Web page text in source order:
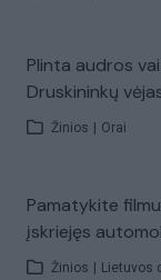
Plinta audros
Druskininkų
Žinios Orai
Pamatykite
įskriejęs
Žinios Lietuvos